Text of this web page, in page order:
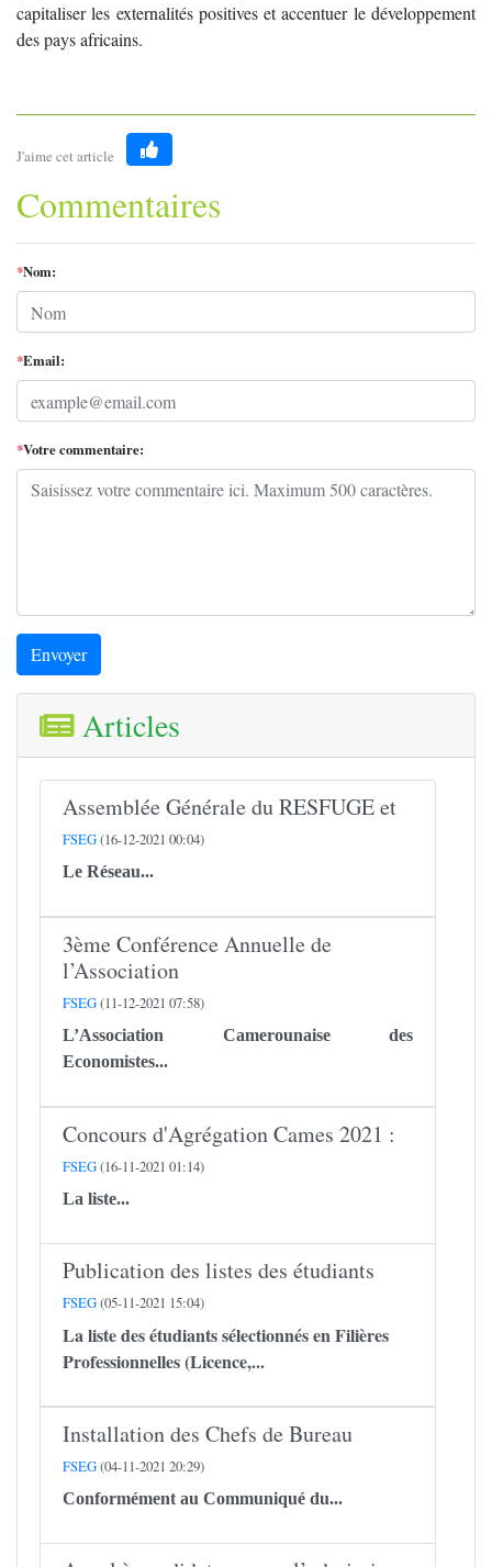
capitaliser les externalités positives et accentuer le développement
des pays africains.
J'aime cet article
Like
Commentaires
*Nom:
*Email:
*Votre commentaire:
Envoyer
Articles
Assemblée Générale du RESFUGE et
FSEG(16-12-2021 00:04)
Le Réseau...
3ème Conférence Annuelle de
l’Association
FSEG(11-12-2021 07:58)
L’Association Camerounaise des
Economistes...
Concours d'Agrégation Cames 2021 :
FSEG(16-11-2021 01:14)
La liste...
Publication des listes des étudiants
FSEG(05-11-2021 15:04)
La liste des étudiants sélectionnés en Filières
Professionnelles (Licence,...
Installation des Chefs de Bureau
FSEG(04-11-2021 20:29)
Conformément au Communiqué du...